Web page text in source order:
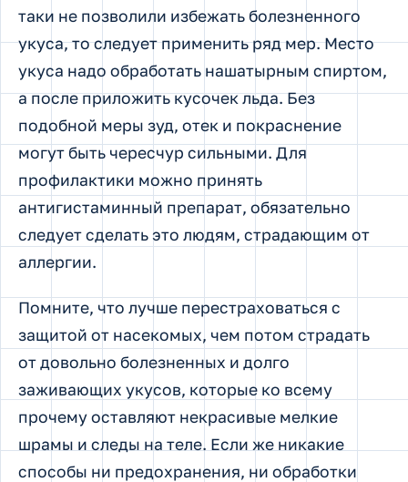
таки не позволили избежать болезненного
укуса, то следует применить ряд мер. Место
укуса надо обработать нашатырным спиртом,
а после приложить кусочек льда. Без
подобной меры зуд, отек и покраснение
могут быть чересчур сильными. Для
профилактики можно принять
антигистаминный препарат, обязательно
следует сделать это людям, страдающим от
аллергии.
Помните, что лучше перестраховаться с
защитой от насекомых, чем потом страдать
от довольно болезненных и долго
заживающих укусов, которые ко всему
прочему оставляют некрасивые мелкие
шрамы и следы на теле. Если же никакие
способы ни предохранения, ни обработки